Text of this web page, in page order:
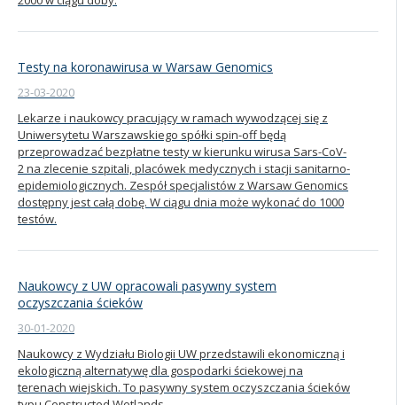
Testy na koronawirusa w Warsaw Genomics
23-03-2020
Lekarze i naukowcy pracujący w ramach wywodzącej się z
Uniwersytetu Warszawskiego spółki spin-off będą
przeprowadzać bezpłatne testy w kierunku wirusa Sars-CoV-
2 na zlecenie szpitali, placówek medycznych i stacji sanitarno-
epidemiologicznych. Zespół specjalistów z Warsaw Genomics
dostępny jest całą dobę. W ciągu dnia może wykonać do 1000
testów.
Naukowcy z UW opracowali pasywny system
oczyszczania ścieków
30-01-2020
Naukowcy z Wydziału Biologii UW przedstawili ekonomiczną i
ekologiczną alternatywę dla gospodarki ściekowej na
terenach wiejskich. To pasywny system oczyszczania ścieków